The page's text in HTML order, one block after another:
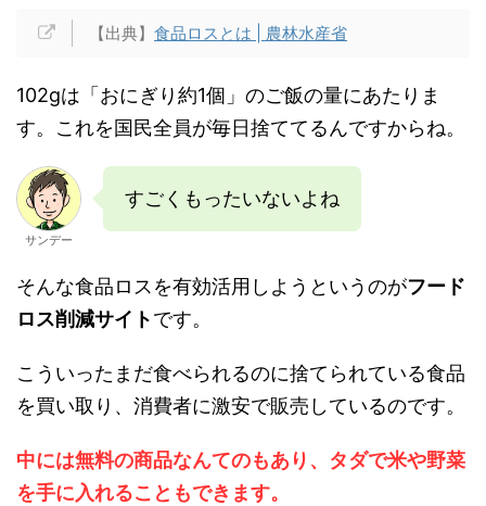
【出典】 食品ロスとは | 農林水産省
102gは「おにぎり約1個」のご飯の量にあたりま
す。これを国民全員が毎日捨ててるんですからね。
サンデー
すごくもったいないよね
そんな食品ロスを有効活用しようというのがフード
ロス削減サイトです。
こういったまだ食べられるのに捨てられている食品
を買い取り、消費者に激安で販売しているのです。
中には無料の商品なんてのもあり、タダで米や野菜
を手に入れることもできます。